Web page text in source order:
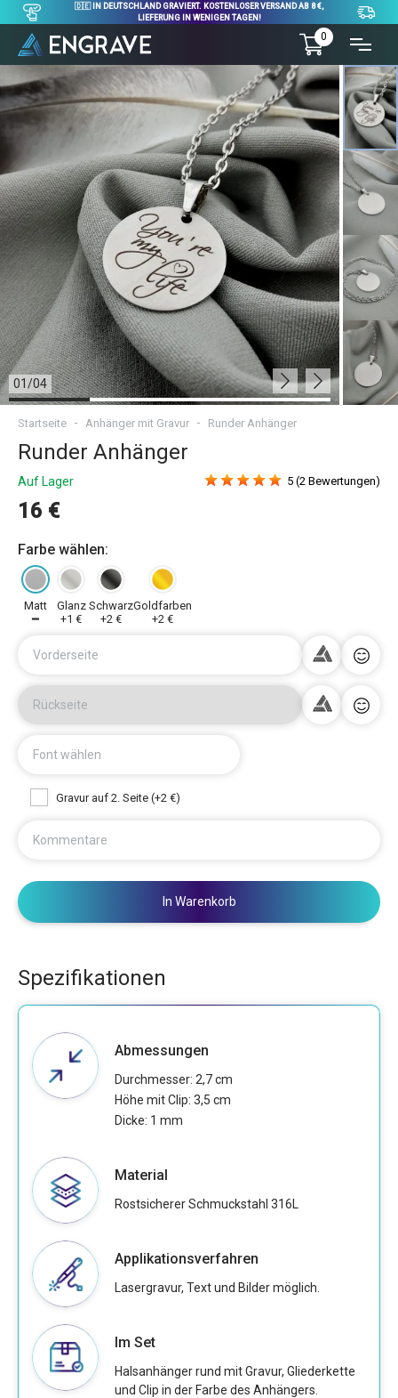
🇩🇪 IN DEUTSCHLAND GRAVIERT. KOSTENLOSER VERSAND AB 8 €,
LIEFERUNG IN WENIGEN TAGEN!
0
01 /04
Startseite Anhänger mit Gravur Runder Anhänger
Runder Anhänger
Auf Lager
16 €
5 (2 Bewertungen)
Farbe wählen:
Matt
━
Glanz
+1 €
Schwarz
+2 €
Goldfarben
+2 €
Vorderseite
Rückseite
Font wählen
Gravur auf 2. Seite (+2 €)
Kommentare
In Warenkorb
Spezifikationen
Abmessungen
Durchmesser: 2,7 cm
Höhe mit Clip: 3,5 cm
Dicke: 1 mm
Material
Rostsicherer Schmuckstahl 316L
Applikationsverfahren
Lasergravur, Text und Bilder möglich.
Im Set
Halsanhänger rund mit Gravur, Gliederkette
und Clip in der Farbe des Anhängers.